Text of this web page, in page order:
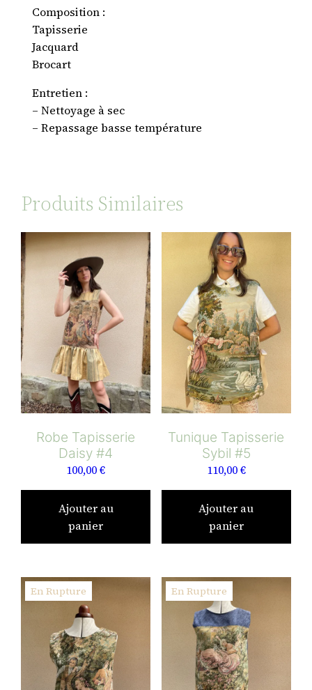
Composition :
Tapisserie
Jacquard
Brocart
Entretien :
– Nettoyage à sec
– Repassage basse température
Produits Similaires
Robe Tapisserie
Daisy #4
100,00€
Ajouter au
panier
Tunique Tapisserie
Sybil #5
110,00€
Ajouter au
panier
En Rupture En Rupture